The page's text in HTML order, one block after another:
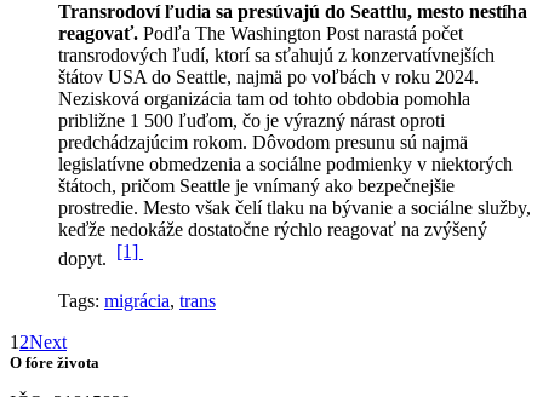
Transrodoví ľudia sa presúvajú do Seattlu, mesto nestíha
reagovať. Podľa The Washington Post narastá počet
transrodových ľudí, ktorí sa sťahujú z konzervatívnejších
štátov USA do Seattle, najmä po voľbách v roku 2024.
Nezisková organizácia tam od tohto obdobia pomohla
približne 1 500 ľuďom, čo je výrazný nárast oproti
predchádzajúcim rokom. Dôvodom presunu sú najmä
legislatívne obmedzenia a sociálne podmienky v niektorých
štátoch, pričom Seattle je vnímaný ako bezpečnejšie
prostredie. Mesto však čelí tlaku na bývanie a sociálne služby,
keďže nedokáže dostatočne rýchlo reagovať na zvýšený
dopyt. [1]
Tags: migrácia, trans
1 2Next
O fóre života